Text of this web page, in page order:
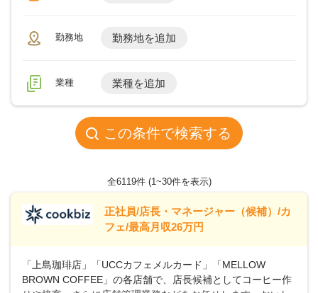
勤務地 勤務地を追加
業種 業種を追加
この条件で検索する
全6119件 (1~30件を表示)
正社員/店長・マネージャー（候補）/カ
フェ/最高月収26万円
「上島珈琲店」「UCCカフェメルカード」「MELLOW
BROWN COFFEE」の各店舗で、店長候補としてコーヒー作